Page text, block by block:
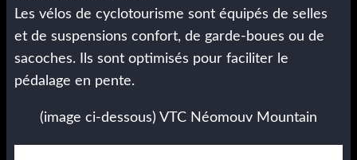
Les vélos de cyclotourisme sont équipés de selles
et de suspensions confort, de garde-boues ou de
sacoches. Ils sont optimisés pour faciliter le
pédalage en pente.
(image ci-dessous) VTC Néomouv Mountain